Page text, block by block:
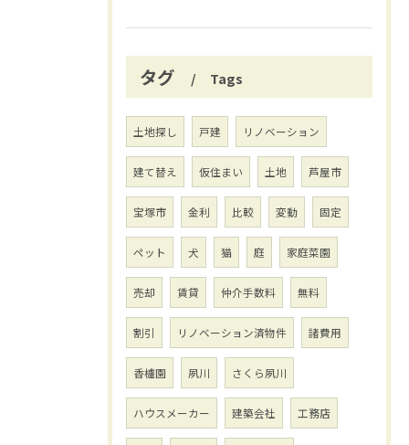
タグ Tags
土地探し 戸建 リノベーション
建て替え 仮住まい 土地 芦屋市
宝塚市 金利 比較 変動 固定
ペット 犬 猫 庭 家庭菜園
売却 賃貸 仲介手数料 無料
割引 リノベーション済物件 諸費用
香櫨園 夙川 さくら夙川
ハウスメーカー 建築会社 工務店